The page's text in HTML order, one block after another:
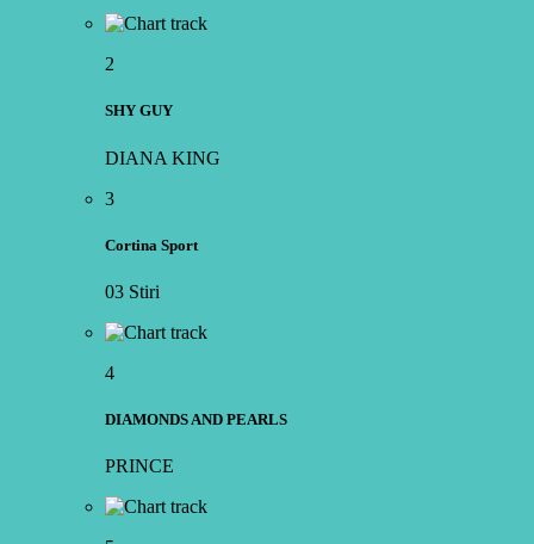
2
SHY GUY
DIANA KING
3
Cortina Sport
03 Stiri
4
DIAMONDS AND PEARLS
PRINCE